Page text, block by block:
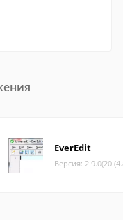
EverEdit
Версия: 2.9.0(20